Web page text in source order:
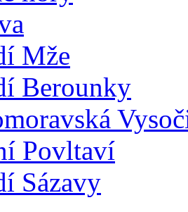
Mže
Berounky
Povltaví
Sázavy